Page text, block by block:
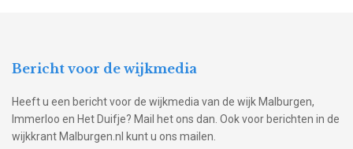
Bericht voor de wijkmedia
Heeft u een bericht voor de wijkmedia van de wijk Malburgen,
Immerloo en Het Duifje? Mail het ons dan. Ook voor berichten in de
wijkkrant Malburgen.nl kunt u ons mailen.